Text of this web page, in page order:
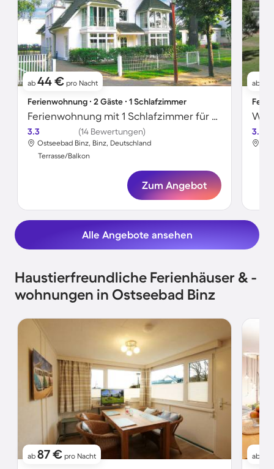
ab 44 € pro Nacht
Ferienwohnung ∙ 2 Gäste ∙ 1 Schlafzimmer
Ferienwohnung mit 1 Schlafzimmer für 2 Personen
3.3 (14 Bewertungen)
Ostseebad Binz, Binz, Deutschland
Terrasse/Balkon
Zum Angebot
ab
3.5
Alle Angebote ansehen
Haustierfreundliche Ferienhäuser & -
wohnungen in Ostseebad Binz
ab 87 € pro Nacht ab